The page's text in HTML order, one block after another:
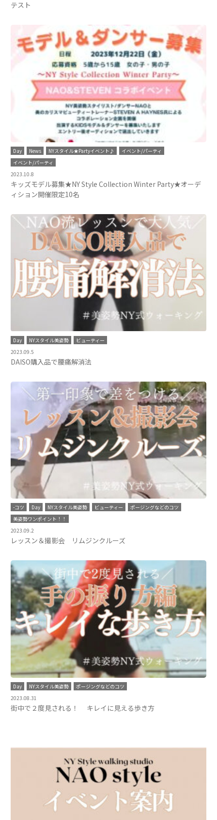
テスト
Day News NYスタイル★Partyイベント♪
イベント/パーティ
イベント/パーティ
2023.10.8
キッズモデル募集★NY Style Collection Winter Party★オーデ
ィション開催限定10名
Day NYスタイル美姿勢
ビューティー
2023.09.5
DAISO購入品で腰痛解消法
-コツ Day NYスタイル美姿勢 ビューティー
ポージングなどのコツ
美姿勢ワンポイント！！
2023.09.2
レッスン＆撮影会 リムジンクルーズ
Day NYスタイル美姿勢
ポージングなどのコツ
2023.08.31
街中で２度見される！ キレイに見える歩き方